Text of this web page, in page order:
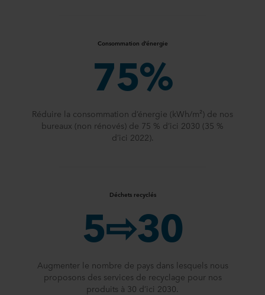
Consommation d’énergie
75%
Réduire la consommation d’énergie (kWh/m²) de nos
bureaux (non rénovés) de 75 % d’ici 2030 (35 %
d’ici 2022).
Déchets recyclés
5⇨30
Augmenter le nombre de pays dans lesquels nous
proposons des services de recyclage pour nos
produits à 30 d’ici 2030.